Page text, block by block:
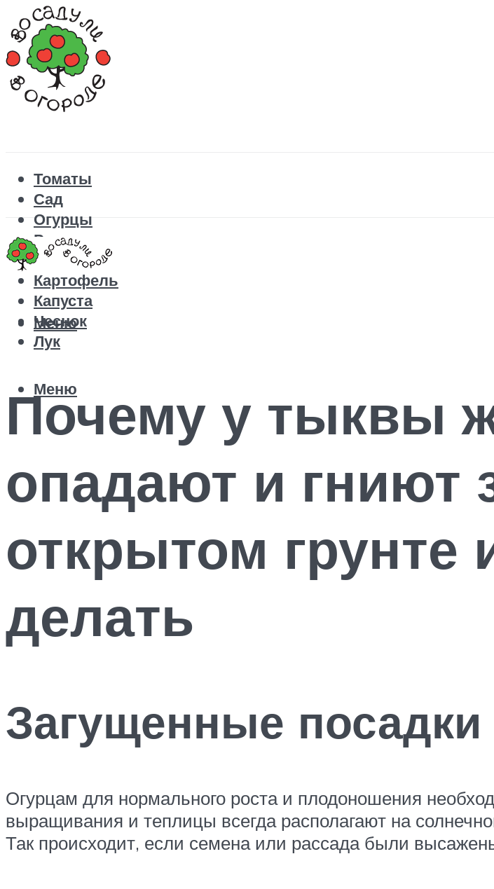
Томаты
Сад
Огурцы
Рецепты
Перец
Картофель
Капуста
Чеснок
Лук
Меню
Меню
Почему у тыквы
опадают и гниют
открытом грунте
делать
Загущенные посадки
Огурцам для нормального роста и плодоношения
выращивания и теплицы всегда располагают на
Так происходит, если семена или рассада были